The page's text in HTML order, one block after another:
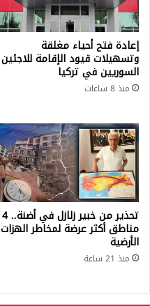
إعادة فتح أحياء مغلقة
وتسهيلات قيود الإقامة للاجئين
السوريين في تركيا
منذ 8 ساعات
تحذير من خبير زلازل في أضنة.. 4
مناطق أكثر عرضة لمخاطر الهزات
الأرضية
منذ 21 ساعة